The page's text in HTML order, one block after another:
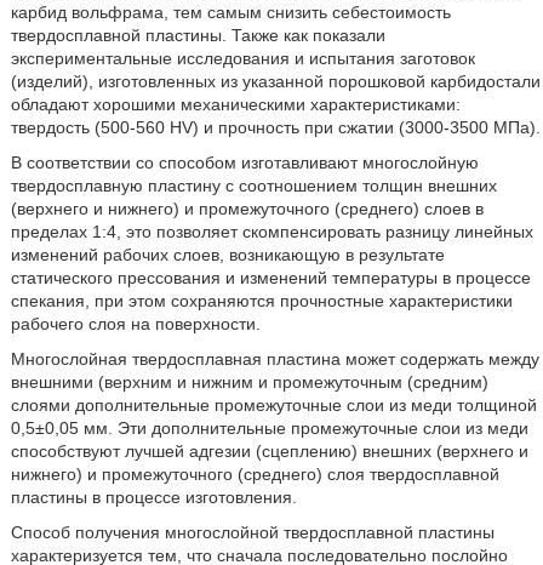
карбид вольфрама, тем самым снизить себестоимость
твердосплавной пластины. Также как показали
экспериментальные исследования и испытания заготовок
(изделий), изготовленных из указанной порошковой карбидостали
обладают хорошими механическими характеристиками:
твердость (500-560 НV) и прочность при сжатии (3000-3500 МПа).
В соответствии со способом изготавливают многослойную
твердосплавную пластину с соотношением толщин внешних
(верхнего и нижнего) и промежуточного (среднего) слоев в
пределах 1:4, это позволяет скомпенсировать разницу линейных
изменений рабочих слоев, возникающую в результате
статического прессования и изменений температуры в процессе
спекания, при этом сохраняются прочностные характеристики
рабочего слоя на поверхности.
Многослойная твердосплавная пластина может содержать между
внешними (верхним и нижним и промежуточным (средним)
слоями дополнительные промежуточные слои из меди толщиной
0,5±0,05 мм. Эти дополнительные промежуточные слои из меди
способствуют лучшей адгезии (сцеплению) внешних (верхнего и
нижнего) и промежуточного (среднего) слоя твердосплавной
пластины в процессе изготовления.
Способ получения многослойной твердосплавной пластины
характеризуется тем, что сначала последовательно послойно